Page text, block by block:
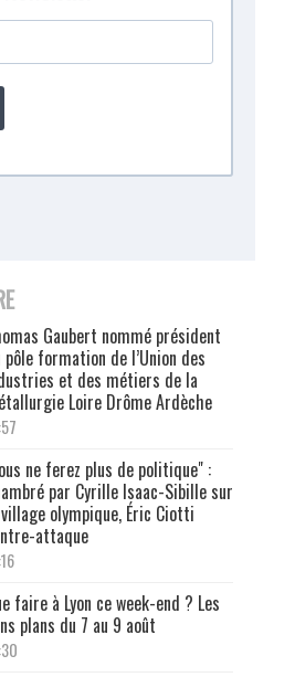
Gaubert nommé président
pôle formation de l’Union des
et des métiers de la
Loire Drôme Ardèche
ne ferez plus de politique" :
par Cyrille Isaac-Sibille sur
olympique, Éric Ciotti
attaque
faire à Lyon ce week-end ? Les
plans du 7 au 9 août